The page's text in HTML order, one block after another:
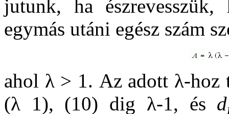
jutunk, ha
egymás utáni egész szám
ahol λ > 1. Az adott λ-hoz
(λ 1), (10) dig λ-1, és d